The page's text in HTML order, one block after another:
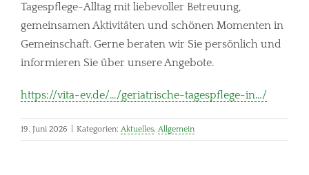
Tagespflege-Alltag mit liebevoller Betreuung,
gemeinsamen Aktivitäten und schönen Momenten in
Gemeinschaft. Gerne beraten wir Sie persönlich und
informieren Sie über unsere Angebote.
https://vita-ev.de/…/geriatrische-tagespflege-in…/
19. Juni 2026 Kategorien: Aktuelles, Allgemein